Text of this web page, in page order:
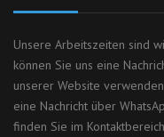
Unsere Arbeitszeiten sind
können Sie uns eine
unserer Website
eine Nachricht über
finden Sie im